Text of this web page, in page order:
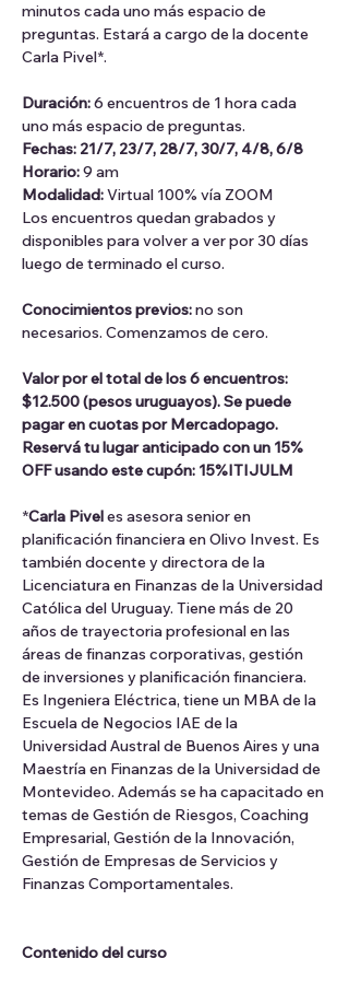
minutos cada uno más espacio de
preguntas. Estará a cargo de la docente
Carla Pivel*.
Duración: 6 encuentros de 1 hora cada
uno más espacio de preguntas.
Fechas: 21/7, 23/7, 28/7, 30/7, 4/8, 6/8
Horario: 9 am
Modalidad: Virtual 100% vía ZOOM
Los encuentros quedan grabados y
disponibles para volver a ver por 30 días
luego de terminado el curso.
Conocimientos previos: no son
necesarios. Comenzamos de cero.
Valor por el total de los 6 encuentros:
$12.500 (pesos uruguayos). Se puede
pagar en cuotas por Mercadopago.
Reservá tu lugar anticipado con un 15%
OFF usando este cupón: 15%ITIJULM
*Carla Pivel es asesora senior en
planificación financiera en Olivo Invest. Es
también docente y directora de la
Licenciatura en Finanzas de la Universidad
Católica del Uruguay. Tiene más de 20
años de trayectoria profesional en las
áreas de finanzas corporativas, gestión
de inversiones y planificación financiera.
Es Ingeniera Eléctrica, tiene un MBA de la
Escuela de Negocios IAE de la
Universidad Austral de Buenos Aires y una
Maestría en Finanzas de la Universidad de
Montevideo. Además se ha capacitado en
temas de Gestión de Riesgos, Coaching
Empresarial, Gestión de la Innovación,
Gestión de Empresas de Servicios y
Finanzas Comportamentales.
Contenido del curso